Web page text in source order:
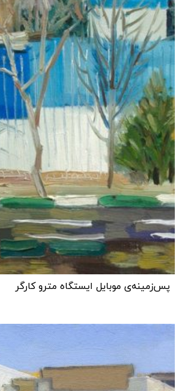
پس‌زمینه‌ی موبایل ایستگاه مترو کارگر